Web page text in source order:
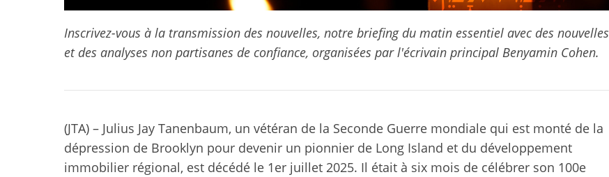
Inscrivez-vous à la transmission des nouvelles, notre briefing du matin essentiel avec des nouvelles
et des analyses non partisanes de confiance, organisées par l'écrivain principal Benyamin Cohen.
(JTA) – Julius Jay Tanenbaum, un vétéran de la Seconde Guerre mondiale qui est monté de la
dépression de Brooklyn pour devenir un pionnier de Long Island et du développement
immobilier régional, est décédé le 1er juillet 2025. Il était à six mois de célébrer son 100e